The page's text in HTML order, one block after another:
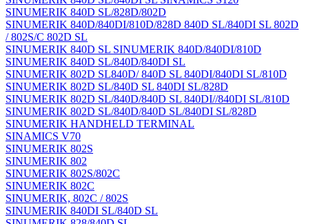
SINUMERIK 840D SL/828D/802D
SINUMERIK 840D/840DI/810D/828D 840D SL/840DI SL 802D
/ 802S/C 802D SL
SINUMERIK 840D SL SINUMERIK 840D/840DI/810D
SINUMERIK 840D SL/840D/840DI SL
SINUMERIK 802D SL840D/ 840D SL 840DI/840DI SL/810D
SINUMERIK 802D SL/840D SL 840DI SL/828D
SINUMERIK 802D SL/840D/840D SL 840DI//840DI SL/810D
SINUMERIK 802D SL/840D/840D SL/840DI SL/828D
SINUMERIK HANDHELD TERMINAL
SINAMICS V70
SINUMERIK 802S
SINUMERIK 802
SINUMERIK 802S/802C
SINUMERIK 802C
SINUMERIK, 802C / 802S
SINUMERIK 840DI SL/840D SL